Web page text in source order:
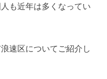
も近年は多くなってい
速区についてご紹介し